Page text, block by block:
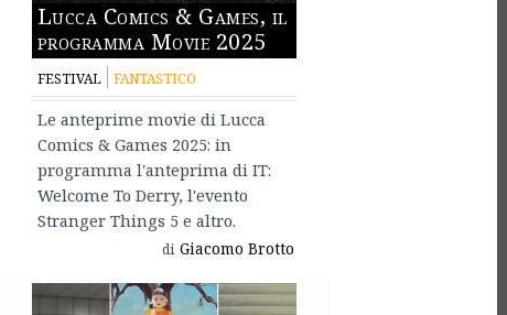
Lucca Comics & Games, il
programma Movie 2025
FESTIVAL FANTASTICO
Le anteprime movie di Lucca
Comics & Games 2025: in
programma l'anteprima di IT:
Welcome To Derry, l'evento
Stranger Things 5 e altro.
di Giacomo Brotto